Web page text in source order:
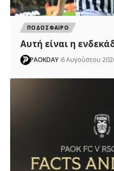
ΠΟΔΟΣΦΑΙΡΟ
Αυτή είναι η
PAOKDAY 6 Αυγούστου